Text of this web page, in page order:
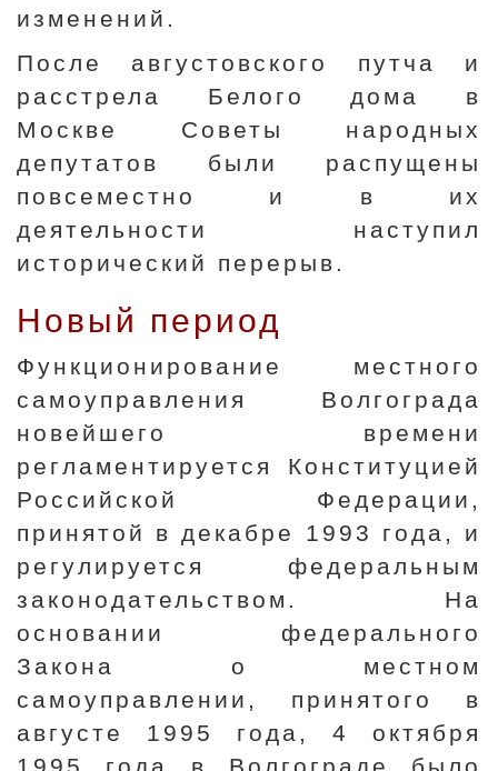
изменений.
После августовского путча и
расстрела Белого дома в
Москве Советы народных
депутатов были распущены
повсеместно и в их
деятельности наступил
исторический перерыв.
Новый период
Функционирование местного
самоуправления Волгограда
новейшего времени
регламентируется Конституцией
Российской Федерации,
принятой в декабре 1993 года, и
регулируется федеральным
законодательством. На
основании федерального
Закона о местном
самоуправлении, принятого в
августе 1995 года, 4 октября